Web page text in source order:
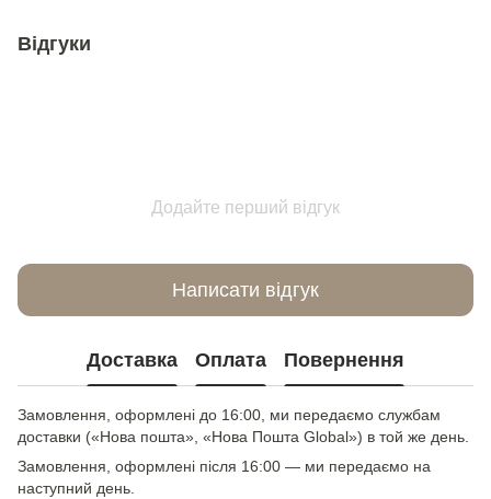
Відгуки
Додайте перший відгук
Написати відгук
Доставка Оплата Повернення
Замовлення, оформлені до 16:00, ми передаємо службам
доставки («Нова пошта», «Нова Пошта Global») в той же день.
Замовлення, оформлені після 16:00 — ми передаємо на
наступний день.